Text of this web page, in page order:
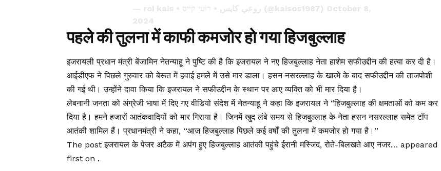
— roi kais • روعي كايس • רועי קייס (@kaisos1987) October 8,
2024
पहले की तुलना में काफी कमजोर हो गया हिजबुल्लाह
इजरायली प्रधान मंत्री बेंजामिन नेतन्याहू ने पुष्टि की है कि इजरायल ने नए हिजबुल्लाह नेता हाशेम सफीउद्दीन की हत्या कर दी है।
आईडीएफ ने पिछले गुरुवार को बेरूत में हवाई हमले में उसे मार डाला। हसन नसरल्लाह के खात्मे के बाद सफीउद्दीन की ताजपोशी
की गई थी। उन्होंने दावा किया कि इजरायल ने सफीउद्दीन के स्थान पर आए व्यक्ति को भी मार दिया है।
लेबनानी जनता को अंग्रेजी भाषा में दिए गए वीडियो संदेश में नेतन्याहू ने कहा कि इजरायल ने “हिजबुल्लाह की क्षमताओं को कम कर
दिया है। हमने हजारों आतंकवादियों को मार गिराया है। जिनमें खुद लंबे समय से हिजबुल्लाह के नेता हसन नसरल्लाह समेत टॉप
आतंकी शामिल हैं। प्रधानमंत्री ने कहा, ‘‘आज हिजबुल्लाह पिछले कई वर्षों की तुलना में कमजोर हो गया है।’’
The post इजरायल के पेजर अटैक में अपंग हुए हिजबुल्लाह आतंकी पहुंचे ईरानी मस्जिद, रोते-बिलखते आए नजर… appeared
first on .